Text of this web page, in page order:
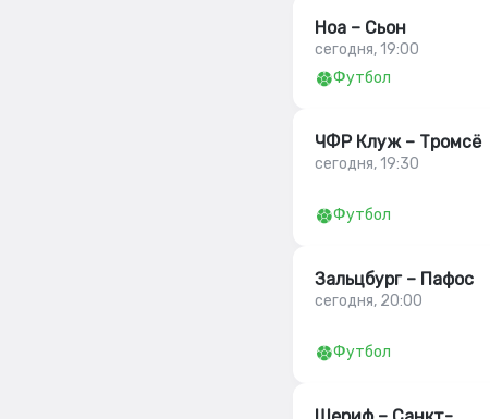
Ноа – Сьон
сегодня, 19:00
Футбол
ЧФР Клуж – Тромсё
сегодня, 19:30
Футбол
Зальцбург – Пафос
сегодня, 20:00
Футбол